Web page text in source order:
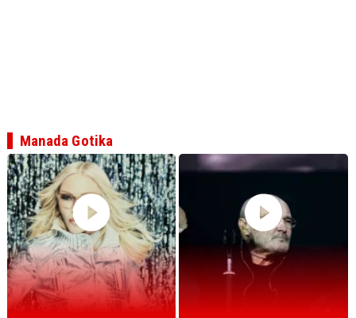
Manada Gotika